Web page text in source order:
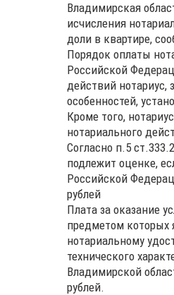
Владимирская
исчисления
доли в квартире,
Порядок оплаты
Российской
действий
особенностей,
Кроме того,
нотариального
Согласно п.5
подлежит оценке,
Российской
рублей
Плата за оказание
предметом которых
нотариальному
технического
Владимирской
рублей.